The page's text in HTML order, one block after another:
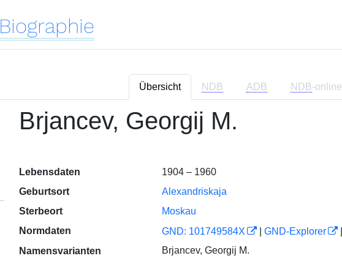
Biographie
Übersicht NDB ADB NDB-online
Brjancev, Georgij M.
Lebensdaten
1904 – 1960
Geburtsort
Alexandriskaja
Sterbeort
Moskau
Normdaten
GND: 101749584X GND-Explorer
Namensvarianten
Brjancev, Georgij M.